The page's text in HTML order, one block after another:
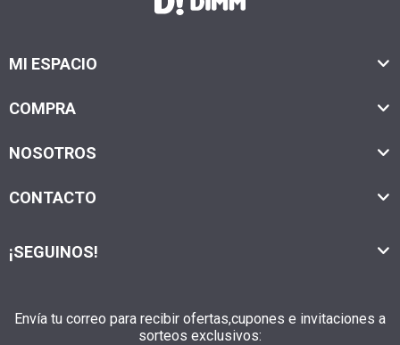
MI ESPACIO
COMPRA
NOSOTROS
CONTACTO
Envía tu correo para recibir ofertas,cupones e invitaciones a
sorteos exclusivos:
¡SEGUINOS!